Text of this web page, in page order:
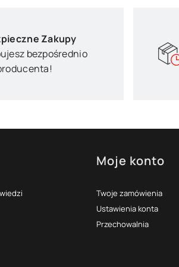
Zakupy
bezpośrednio
Moje konto
Twoje zamówienia
Ustawienia konta
Przechowalnia